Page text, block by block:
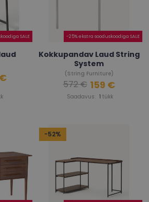
SALE -25% ekstra sooduskoodiga SALE
Kokkupandav Laud String
System
(String Furniture)
Saadavus: 1tükk
572 € 159 €
-52%